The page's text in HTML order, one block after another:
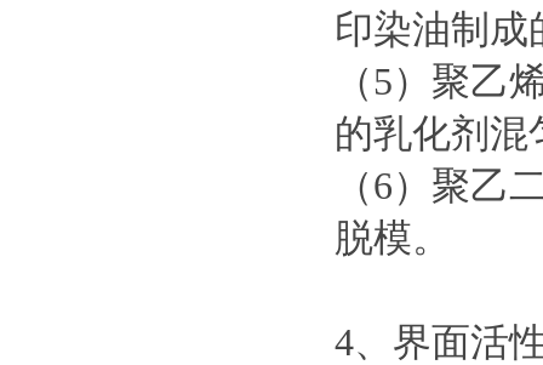
印染油制成
（5）聚乙
的乳化剂混
（6）聚乙
脱模。
4、界面活